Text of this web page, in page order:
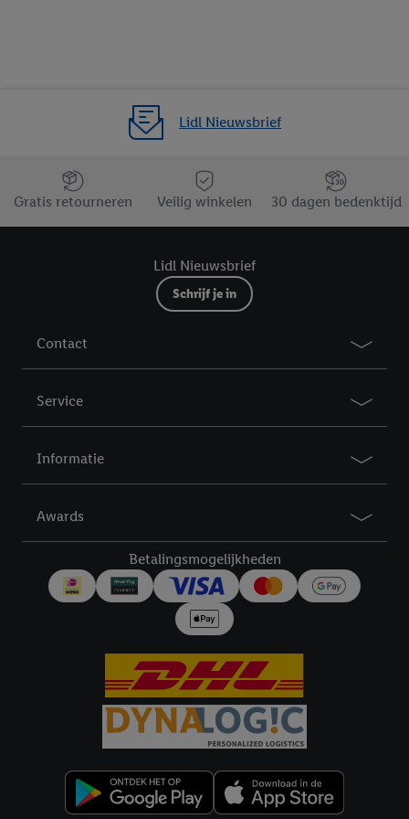
Lidl Nieuwsbrief
Jouw voordelen bij ons als Lidl webshop klant
Gratis retourneren
Veilig winkelen 30 dagen bedenktijd
Lidl Nieuwsbrief
Schrijf je in
Contact
Service
Informatie
Awards
Betalingsmogelijkheden